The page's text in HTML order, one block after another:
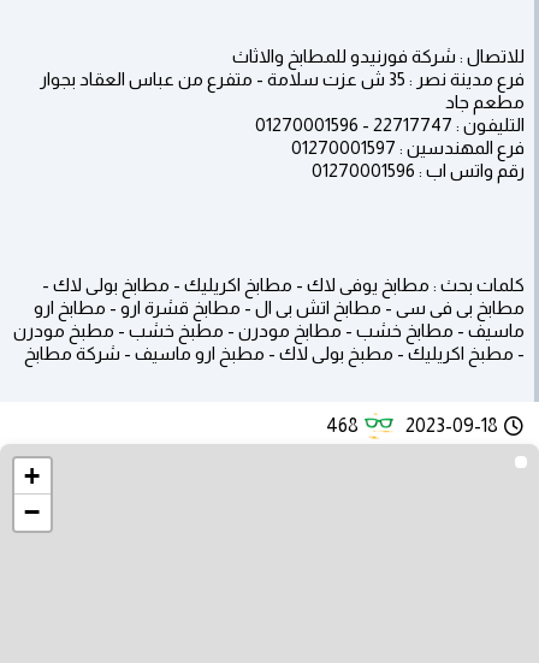
للاتصال : شركة فورنيدو للمطابخ والاثاث
فرع مدينة نصر : 35 ش عزت سلامة - متفرع من عباس العقاد بجوار
مطعم جاد
التليفون : 22717747 - 01270001596
فرع المهندسين : 01270001597
رقم واتس اب : 01270001596
كلمات بحث : مطابخ يوفى لاك - مطابخ اكريليك - مطابخ بولى لاك -
مطابخ بى فى سى - مطابخ اتش بى ال - مطابخ قشرة ارو - مطابخ ارو
ماسيف - مطابخ خشب - مطابخ مودرن - مطبخ خشب - مطبخ مودرن
- مطبخ اكريليك - مطبخ بولى لاك - مطبخ ارو ماسيف - شركة مطابخ
2023-09-18
468
+
−